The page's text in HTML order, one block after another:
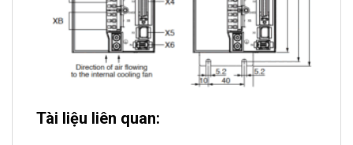
Tài liệu liên quan: